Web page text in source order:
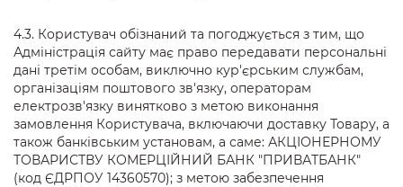
4.3. Користувач обізнаний та погоджується з тим, що
Адміністрація сайту має право передавати персональні
дані третім особам, виключно кур'єрським службам,
організаціям поштового зв'язку, операторам
електрозв'язку винятково з метою виконання
замовлення Користувача, включаючи доставку Товару, а
також банківським установам, а саме: АКЦІОНЕРНОМУ
ТОВАРИСТВУ КОМЕРЦІЙНИЙ БАНК "ПРИВАТБАНК"
(код ЄДРПОУ 14360570); з метою забезпечення